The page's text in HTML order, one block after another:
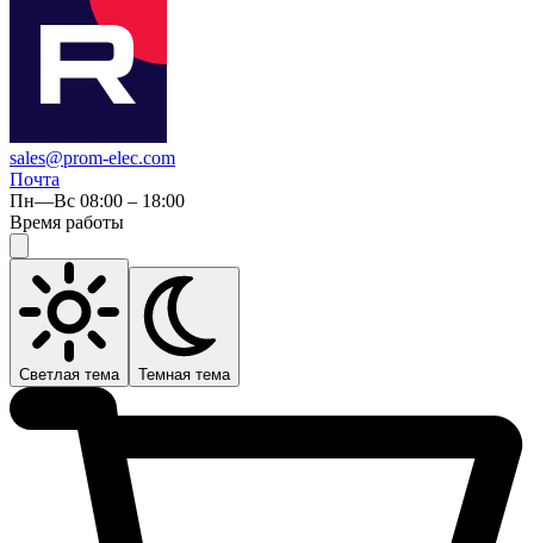
sales@prom-elec.com
Почта
Пн—Вс 08:00 – 18:00
Время работы
Светлая тема Темная тема